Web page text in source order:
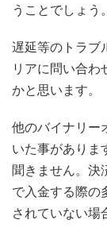
うことでしょう。
遅延等のトラブ
リアに問い合わ
かと思います。
他のバイナリー
いた事がありま
聞きません。決
で入金する際の
されていない場